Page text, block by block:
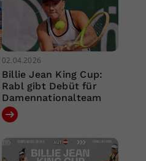
02.04.2026
Billie Jean King Cup:
Rabl gibt Debüt für
Damennationalteam